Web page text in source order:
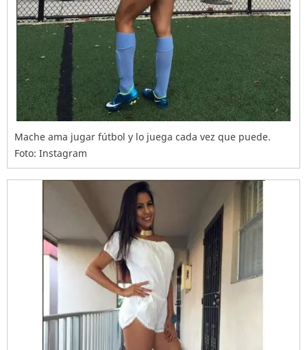
Mache ama jugar fútbol y lo juega cada vez que puede.
Foto: Instagram